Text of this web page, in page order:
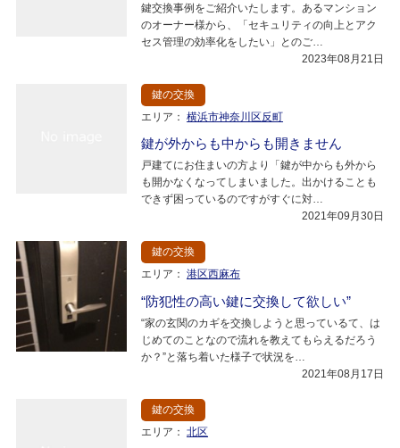
鍵交換事例をご紹介いたします。あるマンション
のオーナー様から、「セキュリティの向上とアク
セス管理の効率化をしたい」とのご…
2023年08月21日
鍵の交換
エリア： 横浜市神奈川区反町
鍵が外からも中からも開きません
戸建てにお住まいの方より「鍵が中からも外から
も開かなくなってしまいました。出かけることも
できず困っているのですがすぐに対…
2021年09月30日
鍵の交換
エリア： 港区西麻布
“防犯性の高い鍵に交換して欲しい”
“家の玄関のカギを交換しようと思っているて、は
じめてのことなので流れを教えてもらえるだろう
か？”と落ち着いた様子で状況を…
2021年08月17日
鍵の交換
エリア： 北区